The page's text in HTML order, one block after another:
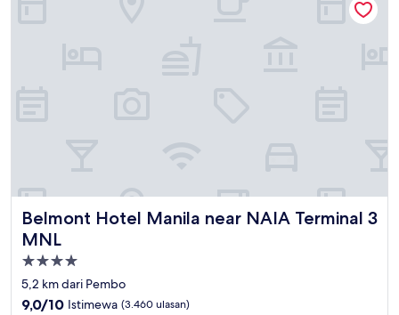
Belmont Hotel Manila near NAIA Terminal 3
MNL
Belmont Hotel Manila near NAIA Terminal 3 MNL
Properti
bintang
4.0
5,2 km dari Pembo
9.0
9,0/10 Istimewa (3.460 ulasan)